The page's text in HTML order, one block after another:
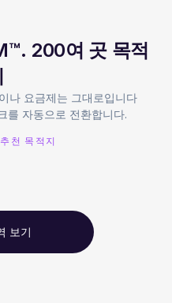
200여 곳 목적
나 요금제는 그대로입니다
를 자동으로 전환합니다.
천 목적지
보기